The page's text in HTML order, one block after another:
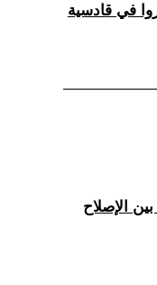
في قادسية
الإصلاح